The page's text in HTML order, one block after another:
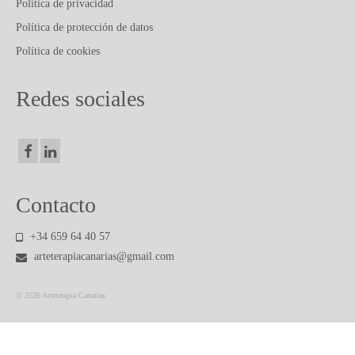
CONTACTO
Política de privacidad
Política de protección de datos
Política de cookies
Redes sociales
Contacto
+34 659 64 40 57
arteterapiacanarias@gmail.com
© 2026 Arteterapia Canarias